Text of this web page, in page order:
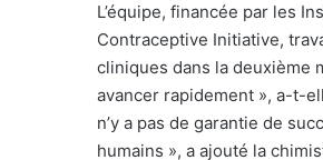
L’équipe, financée par les
Contraceptive Initiative,
cliniques dans la deuxième
avancer rapidement », a-t-
n’y a pas de garantie de
humains », a ajouté la